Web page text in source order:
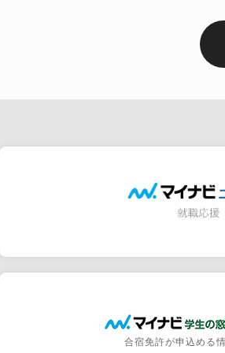
合宿免許が申込める